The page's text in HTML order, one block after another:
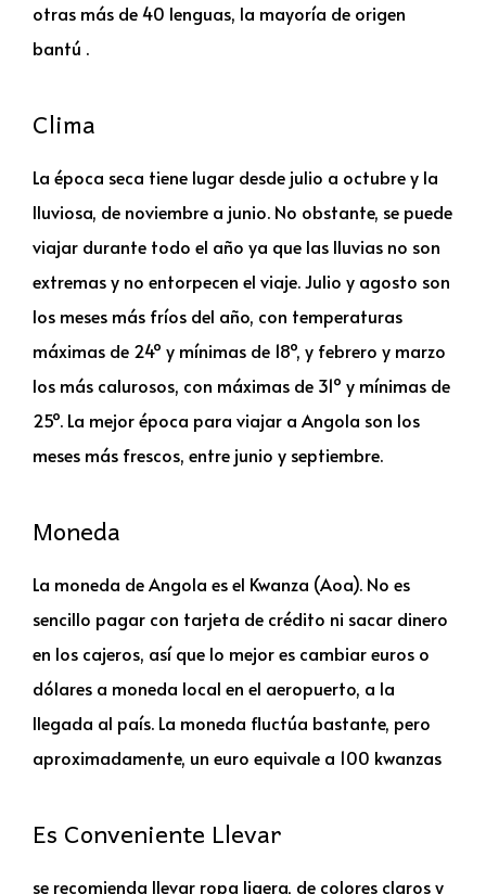
otras más de 40 lenguas, la mayoría de origen
bantú .
Clima
La época seca tiene lugar desde julio a octubre y la
lluviosa, de noviembre a junio. No obstante, se puede
viajar durante todo el año ya que las lluvias no son
extremas y no entorpecen el viaje. Julio y agosto son
los meses más fríos del año, con temperaturas
máximas de 24º y mínimas de 18º, y febrero y marzo
los más calurosos, con máximas de 31º y mínimas de
25º. La mejor época para viajar a Angola son los
meses más frescos, entre junio y septiembre.
Moneda
La moneda de Angola es el Kwanza (Aoa). No es
sencillo pagar con tarjeta de crédito ni sacar dinero
en los cajeros, así que lo mejor es cambiar euros o
dólares a moneda local en el aeropuerto, a la
llegada al país. La moneda fluctúa bastante, pero
aproximadamente, un euro equivale a 100 kwanzas
Es Conveniente Llevar
se recomienda llevar ropa ligera, de colores claros y